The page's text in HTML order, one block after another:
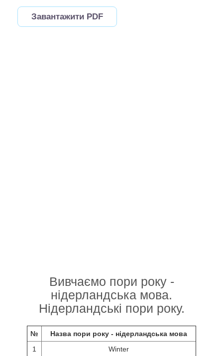
Завантажити PDF
Вивчаємо пори року -
нідерландська мова.
Нідерландські пори року.
№
Назва пори року - нідерландська мова
1
Winter